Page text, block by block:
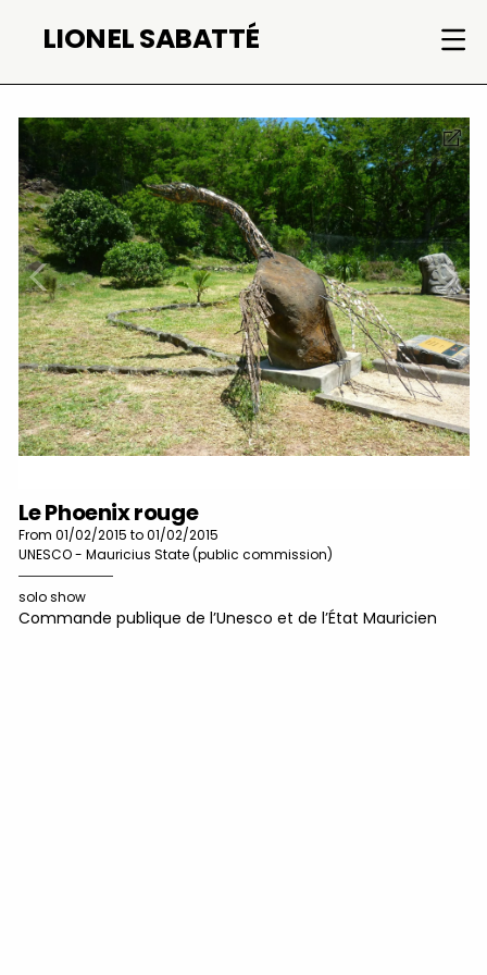
content
LIONEL SABATTÉ
Le Phoenix rouge
From 01/02/2015 to 01/02/2015
UNESCO - Mauricius State (public commission)
solo show
Commande publique de l’Unesco et de l’État Mauricien